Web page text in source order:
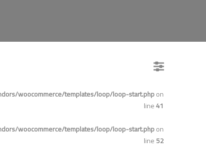
woocommerce/templates/loop/loop-start.phpon
line41
woocommerce/templates/loop/loop-start.phpon
line52